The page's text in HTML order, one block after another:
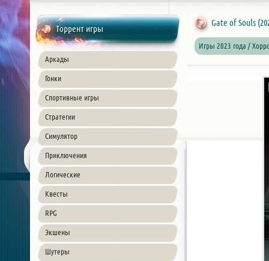
Торрент игры
Аркады
Гонки
Спортивные игры
Стратегии
Симулятор
Приключения
Логические
Квесты
RPG
Экшены
Шутеры
Gate of Souls
Игры 2023 года /